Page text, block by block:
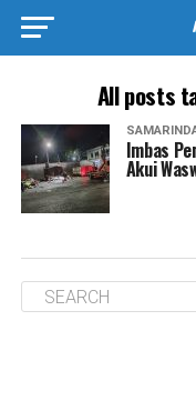
All posts
Imbas
Akui